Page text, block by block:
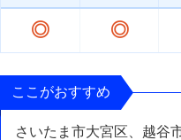
◎ ◎
ここがおすすめ
さいたま市大宮区、越谷